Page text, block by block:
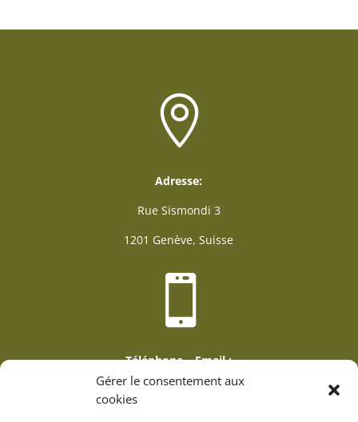
Gérer le consentement aux
cookies

Adresse:
Rue Sismondi 3
1201 Genève, Suisse

Téléphone – Email :
+41 22 732 56 39